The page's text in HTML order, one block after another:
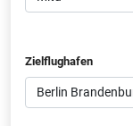
Zielflughafen